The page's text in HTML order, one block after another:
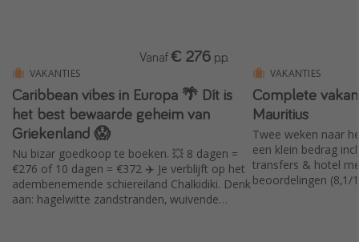
Disneyland Parijs
Strandvakantie in Italië
Strandvakantie in Nederland
All inclusive vakantie in Griekenland
VAKANTIES
Caribbean vibes in Europa 🌴 Dít is
het best bewaarde geheim van
Griekenland 😱
Nu bizar goedkoop te boeken. 💥 8 dagen =
€276 of 10 dagen = €372 ✈️ Je verblijft op het
adembenemende schiereiland Chalkidiki. Denk
aan: hagelwitte zandstranden, wuivende
Vanaf € 276 p.p.
VAKANTIES
Complete
Mauritius
Twee weken naar
een klein bedrag
transfers & hotel
beoordelingen (8,1/